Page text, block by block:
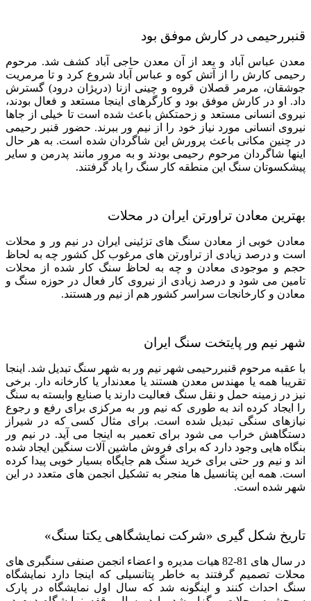
قنبررحیمی در کارش موفق بود
معدن عباس آباد و بعد از آن معدن حاجی آباد کشف شد. مرحوم
رحیمی کارش را از آتش کوه و عباس آباد شروع کرد و تا مرمریت
جوشقان، مرمر قصلان قروه و چینی ازنا (دریژان درود) گسترش
داد. او در کارش موفق بود و کارگرهای اینجا مستعد و فعال بودند،
نیروی انسانی مستعد و زحمتکش باعث شده است تا خیلی از جاها
نیروی انسانی مورد نیاز خود را از نیم ور ببرند. حضور قنبر رحیمی
در چنین مکانی باعث پرورش این شاگردان شده است. به هر حال
اینها شاگردان مرحوم رحیمی بودند و به مرور مانند پدرمن و سایر
پیشکسوتان سنگ این منطقه کار سنگ را یاد گرفتند.
بهترین معادن تراورتن ایران در محلات
معادن خوبی از معادن سنگ های تزئینی ایران در نیم ور و محلات
است و درصد زیادی از تراورتن های مرغوب کل کشور چه به لحاظ
حجم و موجودی معادن و چه به لحاظ سنگ کار شده از محلات
تامین می شود و درصد زیادی از نیروی کار فعال در حوزه سنگ و
معادن و کارخانجات سراسر کشور هم از نیم ور هستند.
شهر نیم ور پایتخت سنگ ایران
با عقبه مرحوم قنبررحیمی شهر نیم ور به شهر سنگ تبدیل شد. اینجا
تقریبا همه یا مهندس معدن هستند یا معدندار یا کارخانه دار. برخی
نیز در زمینه حمل و نقل سنگ فعالیت دارند یا صنایع وابسته به سنگ
را ایجاد کرده اند به طوری که نیم ور به مرکزی برای رفع و رجوع
نیازهای سنگی تبدیل شده است. برای مثال کسی که در شیراز
دستگاهش خراب می شود برای تعمیر به اینجا می آید. در نیم ور
بنگاه هایی وجود دارد که برای فروش ماشین آلات سنگین ایجاد شده
اند و نیم ور حتی برای خرید سنگ هم جایگاه بسیار خوبی پیدا کرده
است. همه این پتانسیل ها منجر به تشکیل انجمن های متعدد در این
شهر شده است.
تاریخ شکل گیری «شرکت نمایشگاهی یکتا سنگ»
در سال های 81-82 هیات مدیره و اعضاء انجمن صنفی سنگبری های
محلات تصمیم گرفتند به خاطر پتانسیلی که اینجا دارد نمایشگاه
سنگ احداث کنند و اینگونه شد که سال اول نمایشگاه در پارک